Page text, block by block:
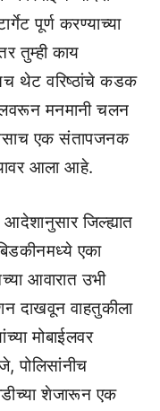
पूर्ण करण्याच्या
तुम्ही काय
थेट वरिष्ठांचे कडक
मनमानी चलन
एक संतापजनक
आला आहे.
जिल्ह्यात
एका
आवारात उभी
दाखवून वाहतुकीला
मोबाईलवर
पोलिसांनीच
शेजारून एक